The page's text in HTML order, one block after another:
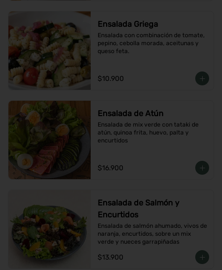
Ensalada Griega
Ensalada con combinación de tomate,
pepino, cebolla morada, aceitunas y
queso feta.
$10.900
Ensalada de Atún
Ensalada de mix verde con tataki de
atún, quinoa frita, huevo, palta y
encurtidos
$16.900
Ensalada de Salmón y
Encurtidos
Ensalada de salmón ahumado, vivos de
naranja, encurtidos, sobre un mix
verde y nueces garrapiñadas
$13.900